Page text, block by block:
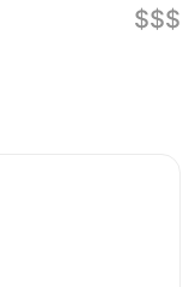
$$$